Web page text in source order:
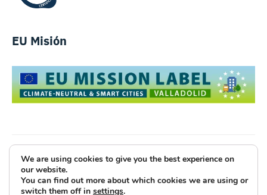
EU Misión
Luce Innovative Technologies
Aviso Legal
Política de Privacidad Cookies
We are using cookies to give you the best experience on
our website.
You can find out more about which cookies we are using or
switch them off in settings.